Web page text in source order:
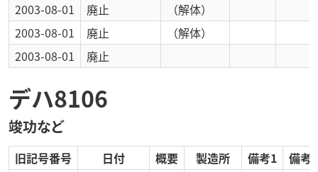
2003-08-01
廃止
（解体）
2003-08-01
廃止
（解体）
2003-08-01
廃止
デハ8106
竣功など
旧記号番号 日付 概要 製造所 備考1
備考2